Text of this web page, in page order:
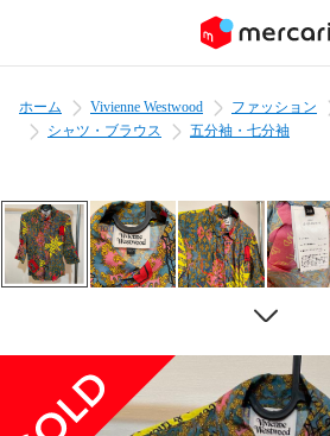
ホーム Vivienne Westwood ファッション
シャツ・ブラウス
五分袖・七分袖